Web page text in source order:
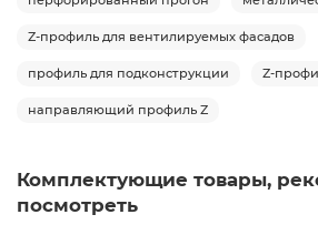
Z-профиль для вентилируемых фасадов
профиль для подконструкции Z-
направляющий профиль Z
Комплектующие товары,
посмотреть